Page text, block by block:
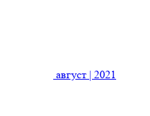
август | 2021